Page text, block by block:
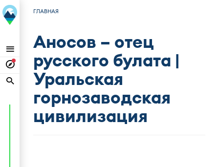
ГЛАВНАЯ
Аносов – отец
русского булата |
Уральская
горнозаводская
цивилизация